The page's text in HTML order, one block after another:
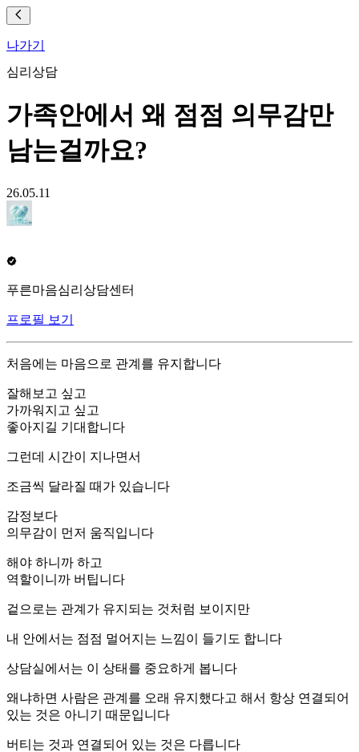
나가기
심리상담
가족안에서 왜 점점 의무감만
남는걸까요?
26.05.11
푸른마음심리상담센터
프로필 보기
처음에는 마음으로 관계를 유지합니다
잘해보고 싶고
가까워지고 싶고
좋아지길 기대합니다
그런데 시간이 지나면서
조금씩 달라질 때가 있습니다
감정보다
의무감이 먼저 움직입니다
해야 하니까 하고
역할이니까 버팁니다
겉으로는 관계가 유지되는 것처럼 보이지만
내 안에서는 점점 멀어지는 느낌이 들기도 합니다
상담실에서는 이 상태를 중요하게 봅니다
왜냐하면 사람은 관계를 오래 유지했다고 해서 항상 연결되어
있는 것은 아니기 때문입니다
버티는 것과 연결되어 있는 것은 다릅니다